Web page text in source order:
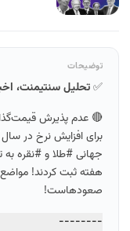
توضیحات
✅تحلیل سنتیمنت،
🔴 عدم پذیرش
برای افزایش نرخ در
جهانی #طلا و #نقره
هفته ثبت کردند!
صعودهاست!
--------